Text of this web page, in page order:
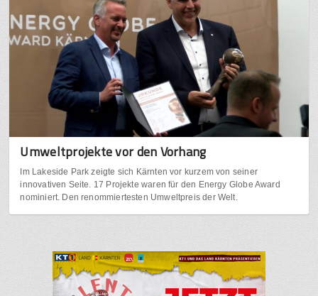
Umweltprojekte vor den Vorhang
Im Lakeside Park zeigte sich Kärnten vor kurzem von seiner
innovativen Seite. 17 Projekte waren für den Energy Globe Award
nominiert. Den renommiertesten Umweltpreis der Welt.